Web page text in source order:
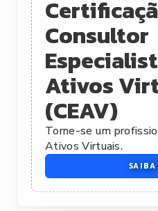
Consultor
Ativos
(CEAV)
Torne-se um
Ativos Virtuais.